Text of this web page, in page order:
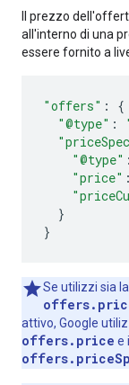
Il prezzo
all'interno di una
essere fornito a
"offers" :
{
"@type" :
"@type" :
"price" :
}
}
Se utilizzi sia
attivo, Google
offers.price e